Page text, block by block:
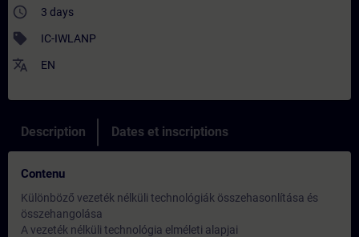
access_time 3 days
sell IC-IWLANP
translate EN
Description Dates et inscriptions
Contenu
Különböző vezeték nélküli technológiák összehasonlítása és
összehangolása
A vezeték nélküli technológia elméleti alapjai